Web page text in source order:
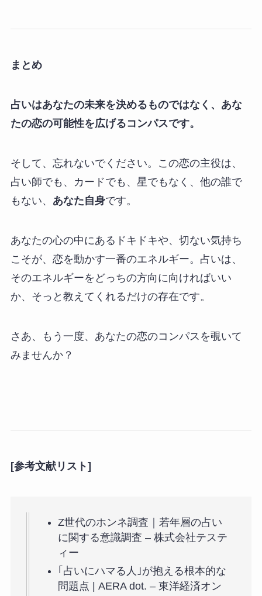
まとめ
占いはあなたの未来を決めるものではなく、あな
たの恋の可能性を広げるコンパスです。
そして、忘れないでください。この恋の主役は、
占い師でも、カードでも、星でもなく、他の誰で
もない、 あなた自身です。
あなたの心の中にあるドキドキや、切ない気持ち
こそが、恋を動かす一番のエネルギー。占いは、
そのエネルギーをどっちの方向に向ければいい
か、そっと教えてくれるだけの存在です。
さあ、もう一度、あなたの恋のコンパスを覗いて
みませんか？
[参考文献リスト]
Z世代のホンネ調査｜若年層の占い
に関する意識調査 – 株式会社テステ
ィー
｢占いにハマる人｣が抱える根本的な
問題点 | AERA dot. – 東洋経済オン